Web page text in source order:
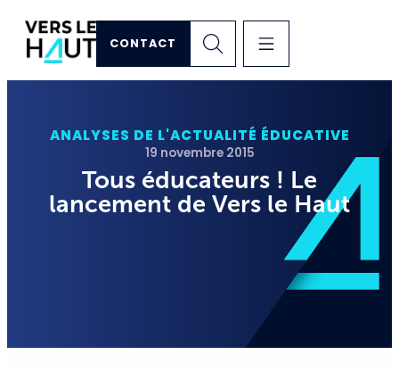
CONTACT
ANALYSES DE L'ACTUALITÉ ÉDUCATIVE
19 novembre 2015
Tous éducateurs ! Le
lancement de Vers le Haut